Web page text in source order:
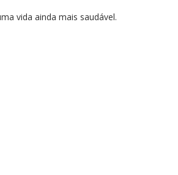
vida ainda mais saudável.